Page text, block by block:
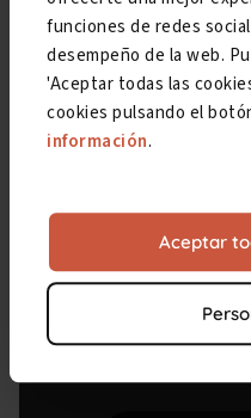
funciones de redes
desempeño de la web.
'Aceptar todas las
cookies pulsando el
información.
Aceptar